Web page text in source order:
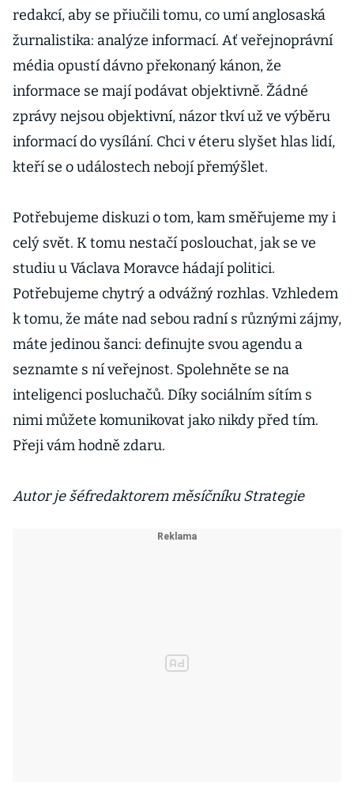
redakcí, aby se přiučili tomu, co umí anglosaská
žurnalistika: analýze informací. Ať veřejnoprávní
média opustí dávno překonaný kánon, že
informace se mají podávat objektivně. Žádné
zprávy nejsou objektivní, názor tkví už ve výběru
informací do vysílání. Chci v éteru slyšet hlas lidí,
kteří se o událostech nebojí přemýšlet.
Potřebujeme diskuzi o tom, kam směřujeme my i
celý svět. K tomu nestačí poslouchat, jak se ve
studiu u Václava Moravce hádají politici.
Potřebujeme chytrý a odvážný rozhlas. Vzhledem
k tomu, že máte nad sebou radní s různými zájmy,
máte jedinou šanci: definujte svou agendu a
seznamte s ní veřejnost. Spolehněte se na
inteligenci posluchačů. Díky sociálním sítím s
nimi můžete komunikovat jako nikdy před tím.
Přeji vám hodně zdaru.
Autor je šéfredaktorem měsíčníku Strategie